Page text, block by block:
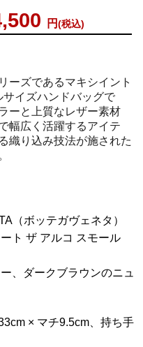
円(税込)
ーズであるマキシイント
イズハンドバッグで
ーと上質なレザー素材
幅広く活躍するアイテ
織り込み技法が施された
（ボッテガヴェネタ）
ト ザ アルコ スモール
、ダークブラウンのニュ
× マチ9.5cm、持ち手